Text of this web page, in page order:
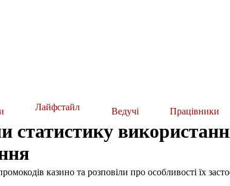
Лайфстайл Ведучі Працівники